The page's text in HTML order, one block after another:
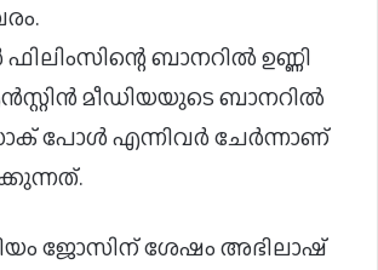
ബാനറില്‍ ഉണ്ണി
മീഡിയയുടെ ബാനറില്‍
പോള്‍ എന്നിവര്‍ ചേര്‍ന്നാണ്
ജോസിന് ശേഷം അഭിലാഷ്